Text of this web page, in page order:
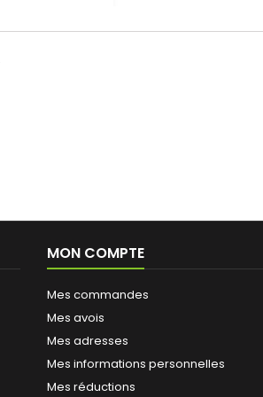
MON COMPTE
Mes commandes
Mes avois
Mes adresses
Mes informations personnelles
Mes réductions